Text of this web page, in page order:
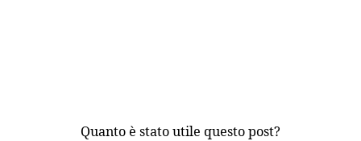
Quanto è stato utile questo post?